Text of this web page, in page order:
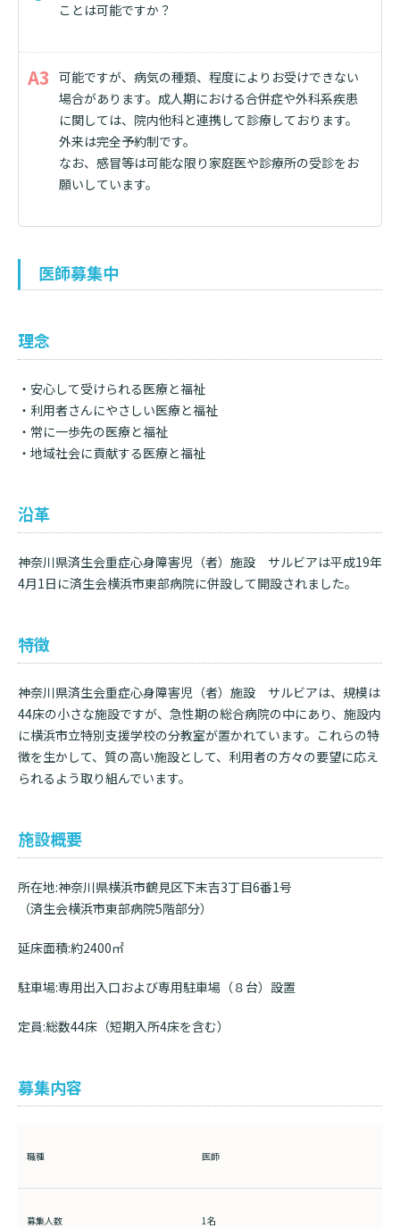
ことは可能ですか？
可能ですが、病気の種類、程度によりお受けできない
場合があります。成人期における合併症や外科系疾患
に関しては、院内他科と連携して診療しております。
外来は完全予約制です。
なお、感冒等は可能な限り家庭医や診療所の受診をお
願いしています。
医師募集中
理念
・安心して受けられる医療と福祉
・利用者さんにやさしい医療と福祉
・常に一歩先の医療と福祉
・地域社会に貢献する医療と福祉
沿革
神奈川県済生会重症心身障害児（者）施設 サルビアは平成19年
4月1日に済生会横浜市東部病院に併設して開設されました。
特徴
神奈川県済生会重症心身障害児（者）施設 サルビアは、規模は
44床の小さな施設ですが、急性期の総合病院の中にあり、施設内
に横浜市立特別支援学校の分教室が置かれています。これらの特
徴を生かして、質の高い施設として、利用者の方々の要望に応え
られるよう取り組んでいます。
施設概要
所在地:神奈川県横浜市鶴見区下末吉3丁目6番1号
（済生会横浜市東部病院5階部分）
延床面積:約2400㎡
駐車場:専用出入口および専用駐車場（８台）設置
定員:総数44床（短期入所4床を含む）
募集内容
職種 医師
募集人数 1名